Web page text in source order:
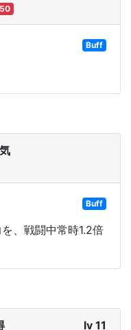
Buff
Buff
、戦闘中常時1.2倍
lv 11